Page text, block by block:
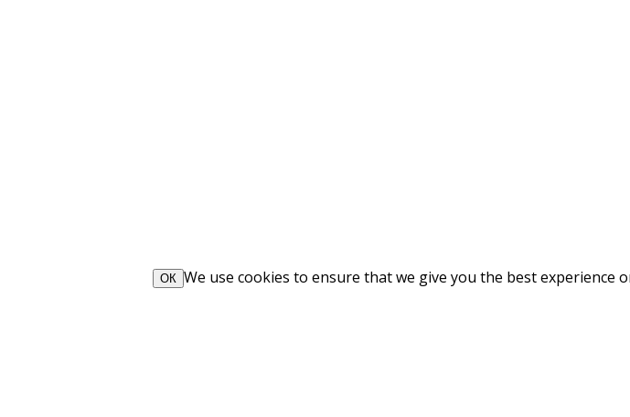
We use cookies to ensure that we give you the best
ОК